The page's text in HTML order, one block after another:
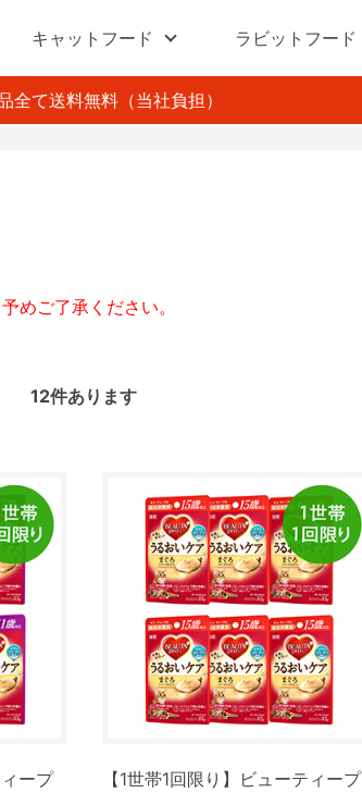
キャットフード ラビットフード
全て送料無料（当社負担）
めご了承ください。
12件あります
ープ
【1世帯1回限り】ビューティープ